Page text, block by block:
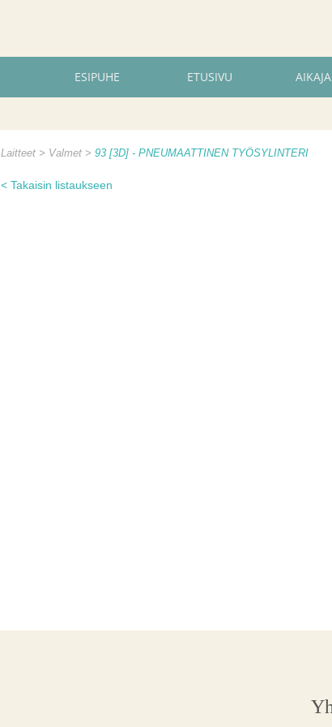
ESIPUHE ETUSIVU
Laitteet Valmet 93 [3D] - PNEUMAATTINEN TYÖSYLINTERI
< Takaisin listaukseen